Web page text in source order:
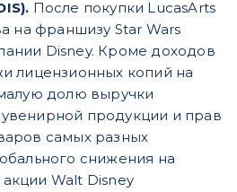
После покупки LucasArts
на франшизу Star Wars
Disney. Кроме доходов
лицензионных копий на
долю выручки
продукции и прав
самых разных
снижения на
Walt Disney